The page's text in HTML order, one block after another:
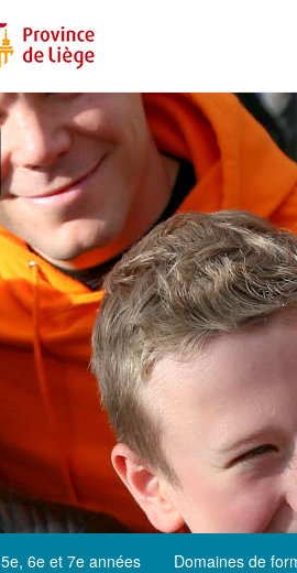
5e, 6e et 7e années Domaines de